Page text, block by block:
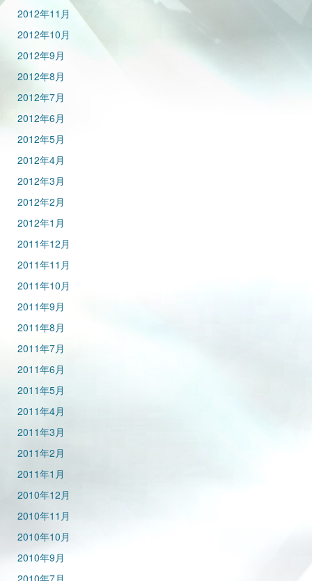
2012年11月
2012年10月
2012年9月
2012年8月
2012年7月
2012年6月
2012年5月
2012年4月
2012年3月
2012年2月
2012年1月
2011年12月
2011年11月
2011年10月
2011年9月
2011年8月
2011年7月
2011年6月
2011年5月
2011年4月
2011年3月
2011年2月
2011年1月
2010年12月
2010年11月
2010年10月
2010年9月
2010年7月